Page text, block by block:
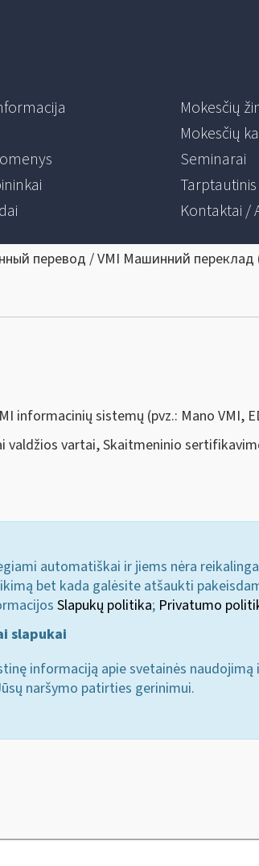
Mokesčių
Mokesčių
Seminarai
Kontaktai /
перевод / VMI Машинний переклад
informacinių sistemų (pvz.: Mano VMI,
valdžios vartai, Skaitmeninio
automatiškai ir jiems nėra
bet kada galėsite atšaukti
Slapukų politika; Privatumo
slapukai
informaciją apie svetainės naudojimą
naršymo patirties gerinimui.